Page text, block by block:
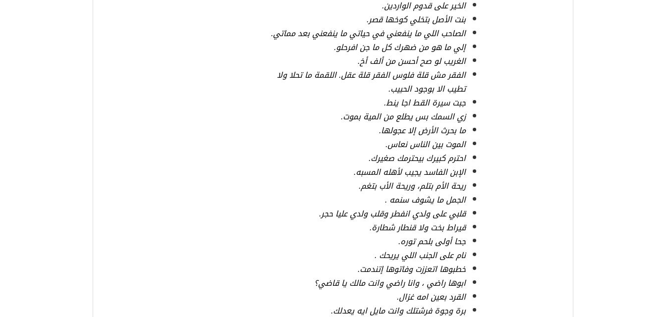
الخير على قدوم الواردين.
بنت الأصل بتخلي كوخها قصر.
الصاحب اللي ما ينفعني في حياتي ما ينفعني بعد مماتي.
إلي ما هو من ضهرك كل ما جن افرحلو.
الغريب لو صح أحسن من ألف أخ.
الفقر مش قلة فلوس الفقر قلة عقل. اللقمة ما تحلا ولا
تطيب الا بوجود الحبيب.
جبت سيرة القط اجا ينط.
زي السمك بس يطلع من المية بموت.
ما بحرث الأرض إلا عجولها.
الموت بين الناس نعاس.
احترم كبيرك بيحترمك صغيرك.
الإبن الفاسد يجيب لأهله المسبه.
ريحة الأم بتلم، وريحة الأب بتغم.
الجمل ما يشوف سنمه .
قلبي على ولدي انفطر وقلب ولدي عليا حجر.
قيراط بخت ولا قنطار شطارة.
جحا أولى بلحم توره.
نام على الجنب اللي يريحك .
خطبوها اتعززت وفاتوها إتندمت.
ابوها راضي ، وانا راضي وانت مالك يا قاضي؟
القرد بعين امه غزال.
برة وجوة فرشتلك وانت مايل ايه يعدلك.